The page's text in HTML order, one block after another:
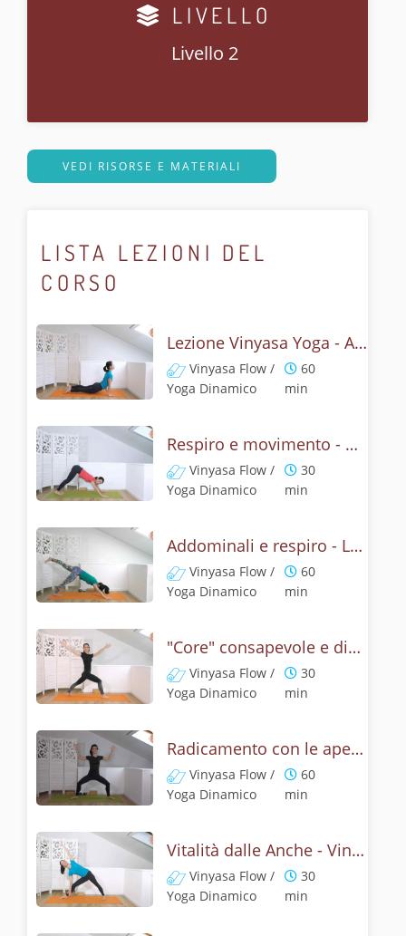
LIVELLO
Livello 2
VEDI RISORSE E MATERIALI
LISTA LEZIONI DEL
CORSO
Lezione Vinyasa Yoga - Armonia dalla respirazione consapevole
Vinyasa Flow /
Yoga Dinamico
60
min
Respiro e movimento - Vinyasa yoga fondamentale
Vinyasa Flow /
Yoga Dinamico
30
min
Addominali e respiro - Lezione Vinyasa Yoga
Vinyasa Flow /
Yoga Dinamico
60
min
"Core" consapevole e dinamico - Vinyasa Yoga
Vinyasa Flow /
Yoga Dinamico
30
min
Radicamento con le aperture delle anche - Lezione Vinyasa Yoga
Vinyasa Flow /
Yoga Dinamico
60
min
Vitalità dalle Anche - Vinyasa Flow Yoga
Vinyasa Flow /
Yoga Dinamico
30
min